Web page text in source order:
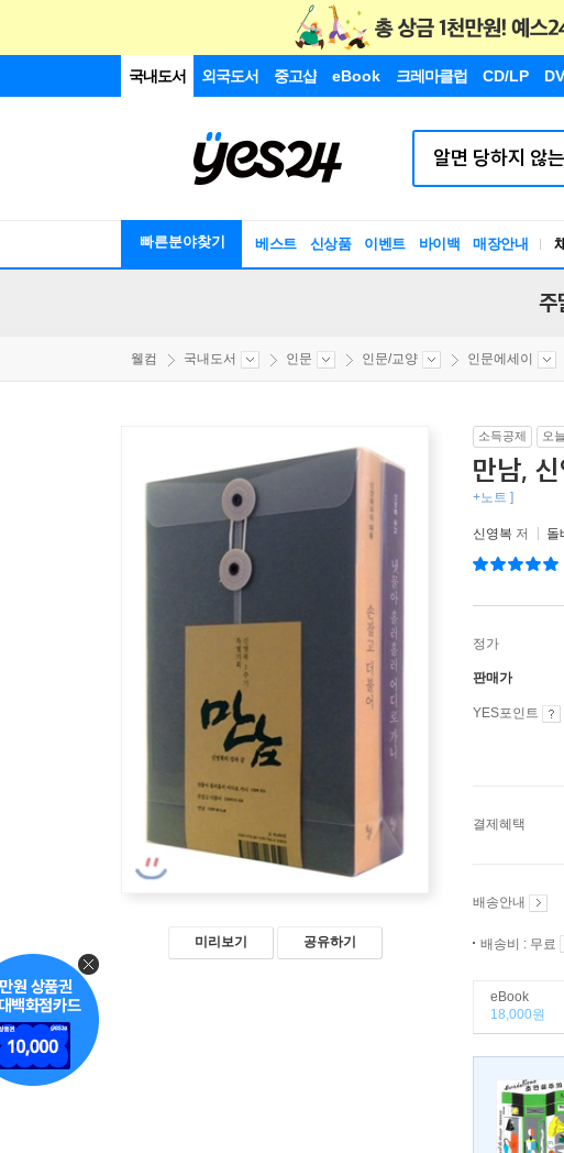
국내도서 외국도서 중고샵 eBook 크레마클럽 CD/LP
빠른분야찾기 베스트 신상품 이벤트 바이백 매장안내
주
웰컴 국내도서 인문 인문/교양 인문에세이
미리보기 공유하기
소득공제 오
만남,
+노트 ]
신영복 저 돌
정가
판매가
YES포인트
결제혜택
배송안내
배송비 : 무료
eBook
18,000원